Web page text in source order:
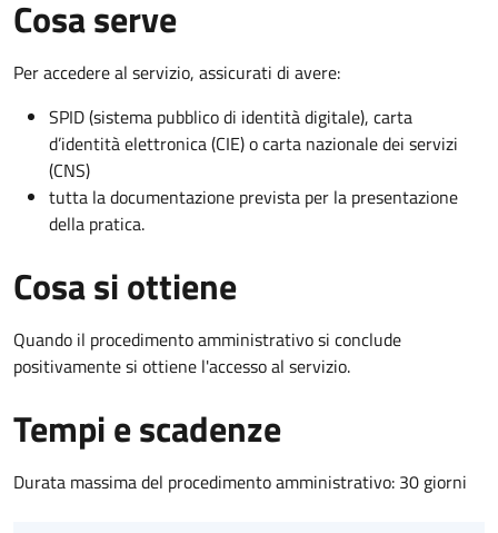
Cosa serve
Per accedere al servizio, assicurati di avere:
SPID (sistema pubblico di identità digitale), carta
d’identità elettronica (CIE) o carta nazionale dei servizi
(CNS)
tutta la documentazione prevista per la presentazione
della pratica.
Cosa si ottiene
Quando il procedimento amministrativo si conclude
positivamente si ottiene l'accesso al servizio.
Tempi e scadenze
Durata massima del procedimento amministrativo: 30 giorni